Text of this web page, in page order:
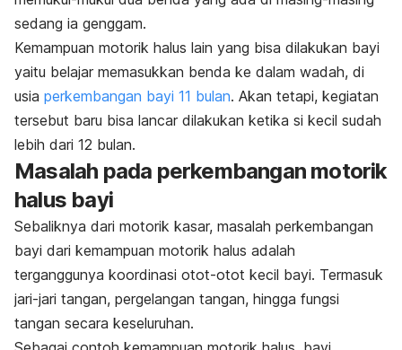
sedang ia genggam.
Kemampuan motorik halus lain yang bisa dilakukan bayi
yaitu belajar memasukkan benda ke dalam wadah, di
usia perkembangan bayi 11 bulan. Akan tetapi, kegiatan
tersebut baru bisa lancar dilakukan ketika si kecil sudah
lebih dari 12 bulan.
Masalah pada perkembangan motorik
halus bayi
Sebaliknya dari motorik kasar, masalah perkembangan
bayi dari kemampuan motorik halus adalah
terganggunya koordinasi otot-otot kecil bayi. Termasuk
jari-jari tangan, pergelangan tangan, hingga fungsi
tangan secara keseluruhan.